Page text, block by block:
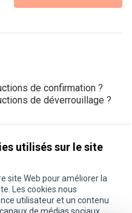
utilisés sur le site
site Web pour améliorer la
Les cookies nous
utilisateur et un contenu
de confirmation ?
de déverrouillage ?